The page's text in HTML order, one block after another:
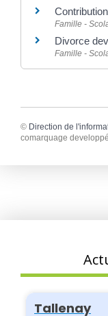
Famille -
Divorce
Famille -
© Direction de
comarquage